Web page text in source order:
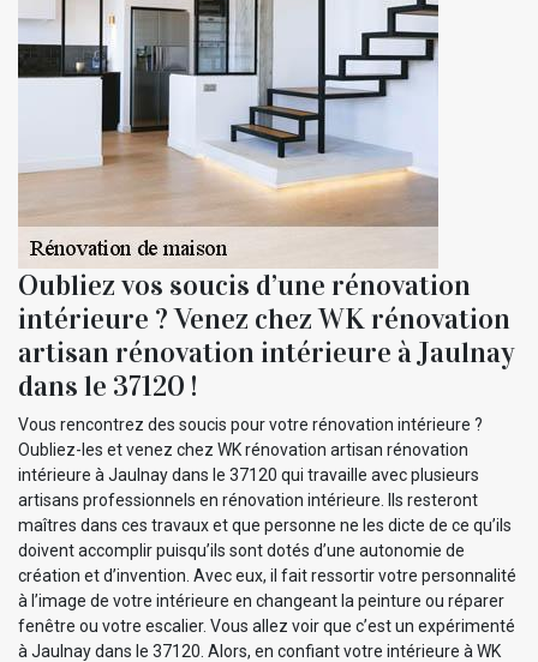
Oubliez vos soucis d’une rénovation
intérieure ? Venez chez WK rénovation
artisan rénovation intérieure à Jaulnay
dans le 37120 !
Vous rencontrez des soucis pour votre rénovation intérieure ?
Oubliez-les et venez chez WK rénovation artisan rénovation
intérieure à Jaulnay dans le 37120 qui travaille avec plusieurs
artisans professionnels en rénovation intérieure. Ils resteront
maîtres dans ces travaux et que personne ne les dicte de ce qu’ils
doivent accomplir puisqu’ils sont dotés d’une autonomie de
création et d’invention. Avec eux, il fait ressortir votre personnalité
à l’image de votre intérieure en changeant la peinture ou réparer
fenêtre ou votre escalier. Vous allez voir que c’est un expérimenté
à Jaulnay dans le 37120. Alors, en confiant votre intérieure à WK